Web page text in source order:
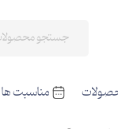
مناسبت ها